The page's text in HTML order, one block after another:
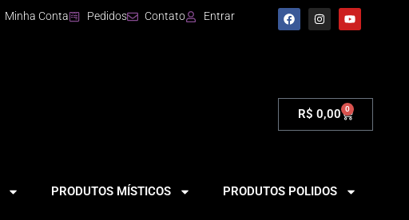
Minha Conta Pedidos Contato Entrar
R$ 0,00 0
PRODUTOS MÍSTICOS PRODUTOS POLIDOS